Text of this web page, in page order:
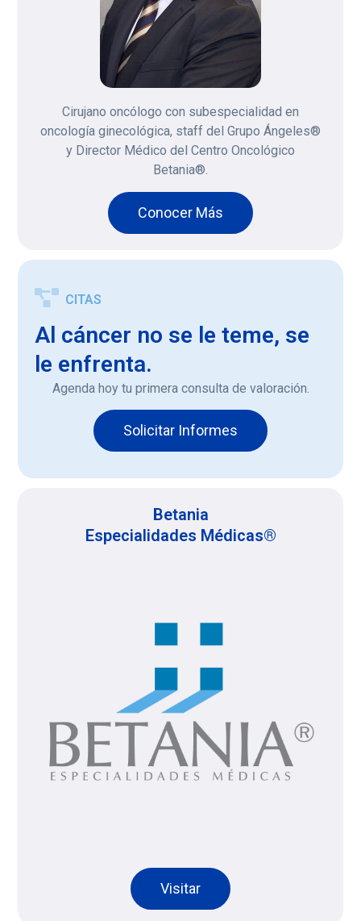
Cirujano oncólogo con subespecialidad en
oncología ginecológica, staff del Grupo Ángeles®
y Director Médico del Centro Oncológico
Betania®.
Conocer Más
CITAS
Al cáncer no se le teme, se
le enfrenta.
Agenda hoy tu primera consulta de valoración.
Solicitar Informes
Betania
Especialidades Médicas®
Visitar